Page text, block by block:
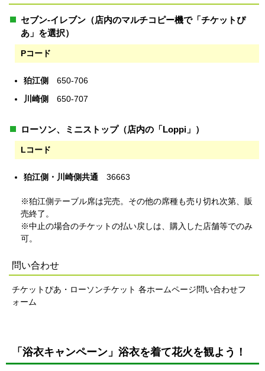
セブン-イレブン（店内のマルチコピー機で「チケットぴ
あ」を選択）
Pコード
狛江側 650-706
川崎側 650-707
ローソン、ミニストップ（店内の「Loppi」）
Lコード
狛江側・川崎側共通 36663
※狛江側テーブル席は完売。その他の席種も売り切れ次第、販
売終了。
※中止の場合のチケットの払い戻しは、購入した店舗等でのみ
可。
問い合わせ
チケットぴあ・ローソンチケット 各ホームページ問い合わせフ
ォーム
「浴衣キャンペーン」浴衣を着て花火を観よう！